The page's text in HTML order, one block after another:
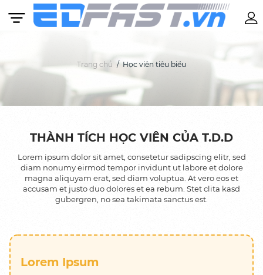
BASIC IELTS 11 – 16 TUỔI
Anh văn Mẫu giáo: Từ 4 – 6 tuổi
Tiếng Anh Cambridge: Từ 7 – 10 tuổi
BASIC IELTS: Từ 11 tuổi
Man-to-Man: Kèm 1 Thầy - 1 Trò
Trang chủ Học viên tiêu biểu
THÀNH TÍCH HỌC VIÊN CỦA T.D.D
Lorem ipsum dolor sit amet, consetetur sadipscing elitr, sed
diam nonumy eirmod tempor invidunt ut labore et dolore
magna aliquyam erat, sed diam voluptua. At vero eos et
accusam et justo duo dolores et ea rebum. Stet clita kasd
gubergren, no sea takimata sanctus est.
Lorem Ipsum